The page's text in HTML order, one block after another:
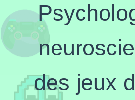
des jeux